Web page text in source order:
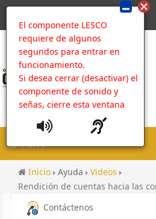
El componente LESCO
requiere de algunos
segundos para entrar en
funcionamiento.
Si desea cerrar (desactivar) el
componente de sonido y
señas, cierre esta ventana
MENU
Inicio Ayuda
Videos
Rendición de cuentas hacia las
Contáctenos